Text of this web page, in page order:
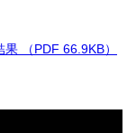
（PDF 66.9KB）